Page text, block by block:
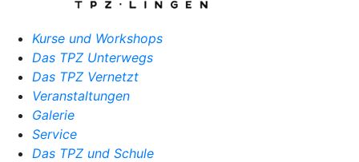
Kurse und Workshops
Das TPZ Unterwegs
Das TPZ Vernetzt
Veranstaltungen
Galerie
Service
Das TPZ und Schule